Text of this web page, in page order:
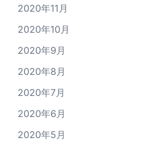
2020年11月
2020年10月
2020年9月
2020年8月
2020年7月
2020年6月
2020年5月